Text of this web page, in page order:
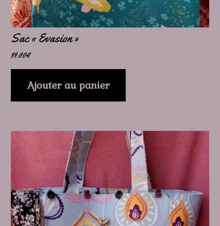
Sac « Evasion »
99.00€
Ajouter au panier